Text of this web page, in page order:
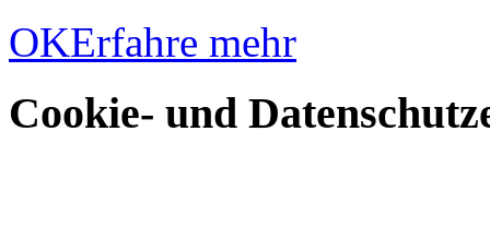
OKErfahre mehr
Cookie- und